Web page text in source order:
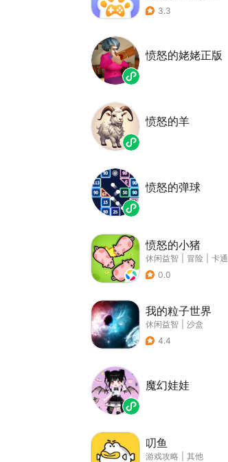
3.3
愤怒的姥姥正版
愤怒的羊
愤怒的弹球
愤怒的小猪
休闲益智 冒险 卡通
0.0
我的粒子世界
休闲益智
沙盒
4.4
魔幻娃娃
叨鱼
游戏攻略
其他